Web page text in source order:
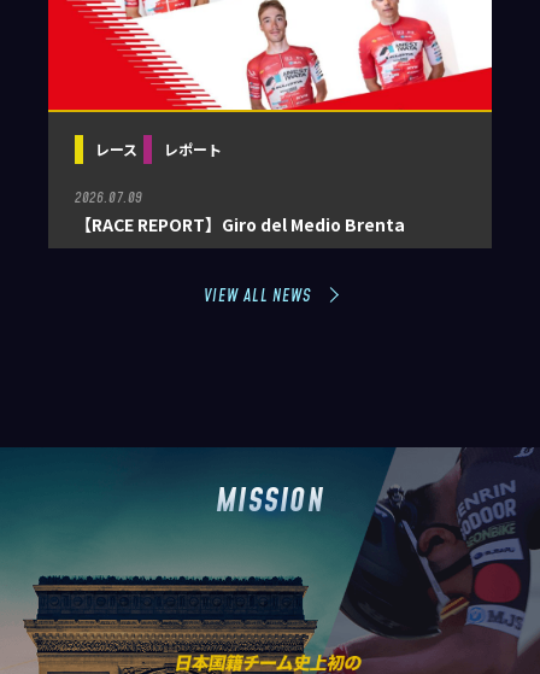
レース レポート
2026.07.09
【RACE REPORT】Giro del Medio Brenta
VIEW ALL NEWS
MISSION